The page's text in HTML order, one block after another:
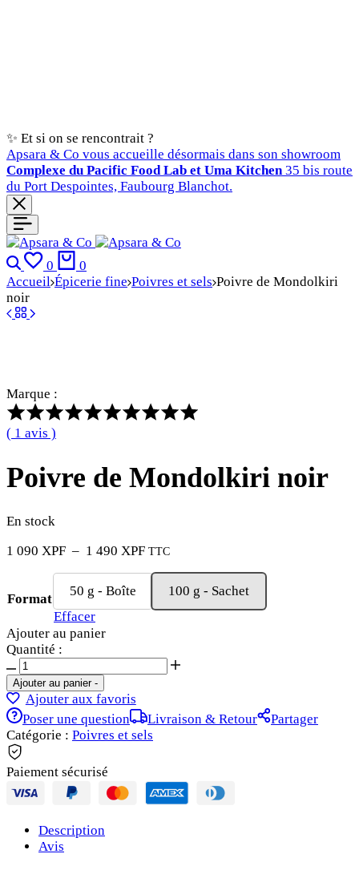
✨ Et si on se rencontrait ?
Apsara & Co vous accueille désormais dans son showroom
Complexe du Pacific Food Lab et Uma Kitchen35 bis route
du Port Despointes, Faubourg Blanchot.
Recherche
0
Favoris
0
Accueil Épicerie fine Poivres et sels Poivre de Mondolkiri
noir
Marque :
5,
d'après
( 1 avis )
Poivre de Mondolkiri noir
En stock
1 090 XPF – 1 490 XPFPlage
090 XPF
490 XPF
TTC
Format
50 g - Boîte
100 g - Sachet
Effacer
Ajouter au panier
Quantité :
quantité
de
Poivre
de
Mondolkiri
noir
Ajouter au panier -
Ajouter aux favoris
Poser une question
Livraison & Retour
Partager
Catégorie : Poivres et sels
Paiement sécurisé
Description
Avis